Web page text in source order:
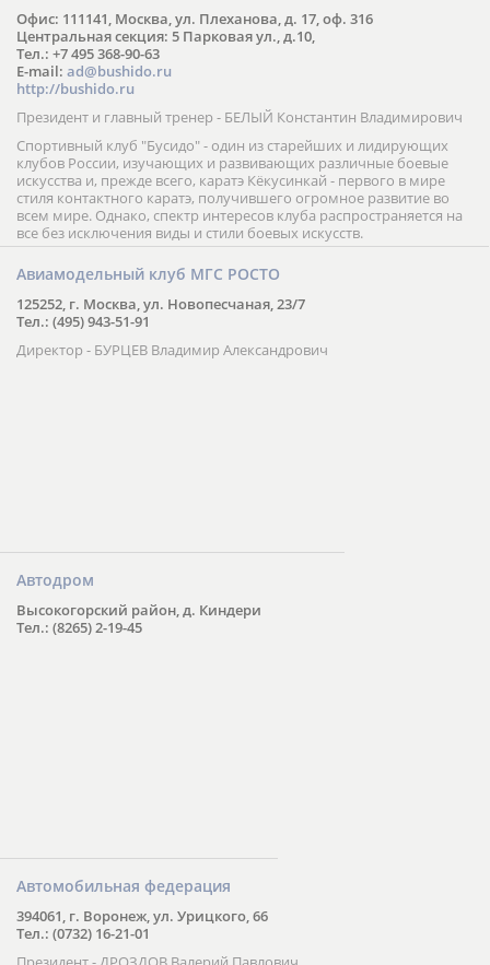
Офис: 111141, Москва, ул. Плеханова, д. 17, оф. 316
Центральная секция: 5 Парковая ул., д.10,
Тел.: +7 495 368-90-63
E-mail: ad@bushido.ru
http://bushido.ru
Президент и главный тренер - БЕЛЫЙ Константин Владимирович
Спортивный клуб "Бусидо" - один из старейших и лидирующих
клубов России, изучающих и развивающих различные боевые
искусства и, прежде всего, каратэ Кёкусинкай - первого в мире
стиля контактного каратэ, получившего огромное развитие во
всем мире. Однако, спектр интересов клуба распространяется на
все без исключения виды и стили боевых искусств.
Авиамодельный клуб МГС РОСТО
125252, г. Москва, ул. Новопесчаная, 23/7
Тел.: (495) 943-51-91
Директор - БУРЦЕВ Владимир Александрович
Автодром
Высокогорский район, д. Киндери
Тел.: (8265) 2-19-45
Автомобильная федерация
394061, г. Воронеж, ул. Урицкого, 66
Тел.: (0732) 16-21-01